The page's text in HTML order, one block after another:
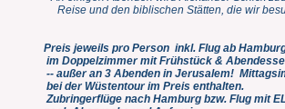
Reise und den biblischen Stätten, die wir
Preis jeweils pro Person inkl. Flug ab
im Doppelzimmer mit Frühstück &
-- außer an 3 Abenden in Jerusalem!
bei der Wüstentour im Preis enthalten.
Zubringerflüge nach Hamburg bzw. Flug mit